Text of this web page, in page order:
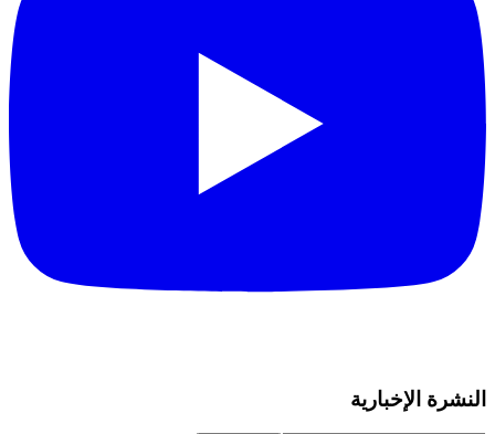
النشرة الإخبارية